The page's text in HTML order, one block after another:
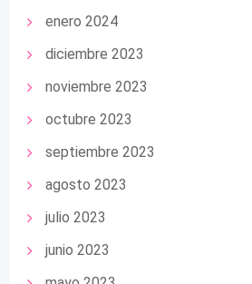
enero 2024
diciembre 2023
noviembre 2023
octubre 2023
septiembre 2023
agosto 2023
julio 2023
junio 2023